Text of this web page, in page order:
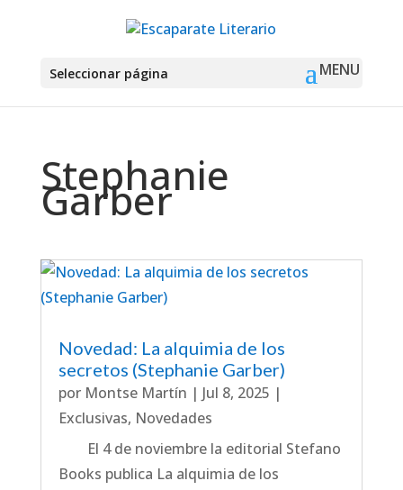
Seleccionar página
Stephanie
Garber
Novedad: La alquimia de los
secretos (Stephanie Garber)
por Montse Martín | Jul 8, 2025 |
Exclusivas, Novedades
El 4 de noviembre la editorial Stefano
Books publica La alquimia de los